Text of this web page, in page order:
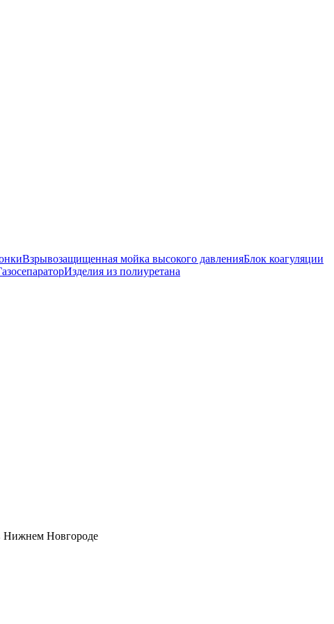
Взрывозащищенная мойка высокого давленияБлок коагуляции
Изделия из полиуретана
Нижнем Новгороде